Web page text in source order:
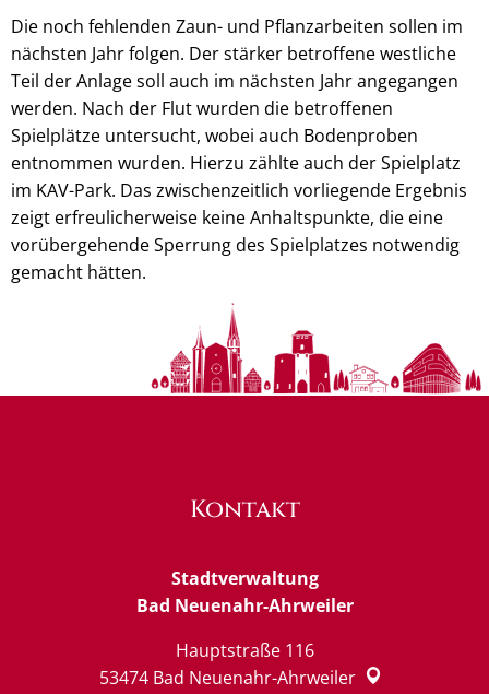
Die noch fehlenden Zaun- und Pflanzarbeiten sollen im
nächsten Jahr folgen. Der stärker betroffene westliche
Teil der Anlage soll auch im nächsten Jahr angegangen
werden. Nach der Flut wurden die betroffenen
Spielplätze untersucht, wobei auch Bodenproben
entnommen wurden. Hierzu zählte auch der Spielplatz
im KAV-Park. Das zwischenzeitlich vorliegende Ergebnis
zeigt erfreulicherweise keine Anhaltspunkte, die eine
vorübergehende Sperrung des Spielplatzes notwendig
gemacht hätten.
Kontakt
Stadtverwaltung
Bad Neuenahr-Ahrweiler
Hauptstraße 116
53474 Bad Neuenahr-Ahrweiler